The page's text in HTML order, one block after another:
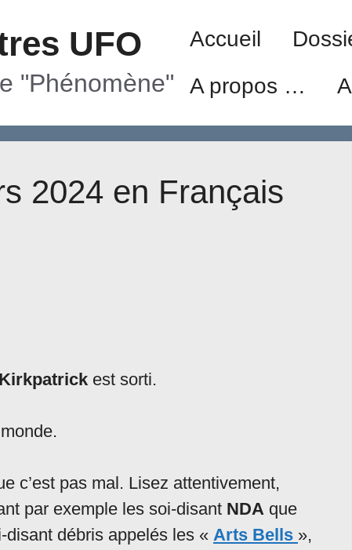
UFO
"Phénomène"
Accueil
A propos …
2024 en Français
est sorti.
c’est pas mal. Lisez attentivement,
par exemple les soi-disant NDA que
débris appelés les « Arts Bells »,